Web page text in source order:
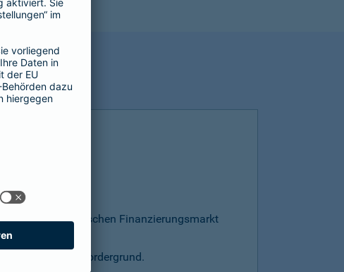
gesamten deutschen Finanzierungsmarkt
Preis steht im Vordergrund.